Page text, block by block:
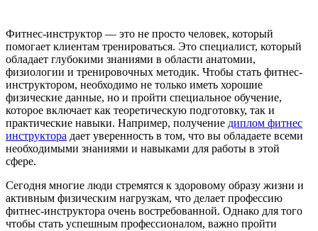
Фитнес-инструктор — это не просто человек, который
помогает клиентам тренироваться. Это специалист, который
обладает глубокими знаниями в области анатомии,
физиологии и тренировочных методик. Чтобы стать фитнес-
инструктором, необходимо не только иметь хорошие
физические данные, но и пройти специальное обучение,
которое включает как теоретическую подготовку, так и
практические навыки. Например, получение диплом фитнес
инструктора дает уверенность в том, что вы обладаете всеми
необходимыми знаниями и навыками для работы в этой
сфере.
Сегодня многие люди стремятся к здоровому образу жизни и
активным физическим нагрузкам, что делает профессию
фитнес-инструктора очень востребованной. Однако для того
чтобы стать успешным профессионалом, важно пройти